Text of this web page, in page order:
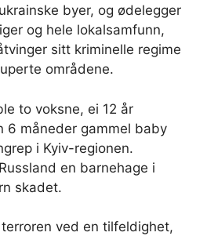
byer, og ødelegger
og hele lokalsamfunn,
sitt kriminelle regime
områdene.
to voksne, ei 12 år
6 måneder gammel baby
i Kyiv-regionen.
en barnehage i
skadet.
ved en tilfeldighet,